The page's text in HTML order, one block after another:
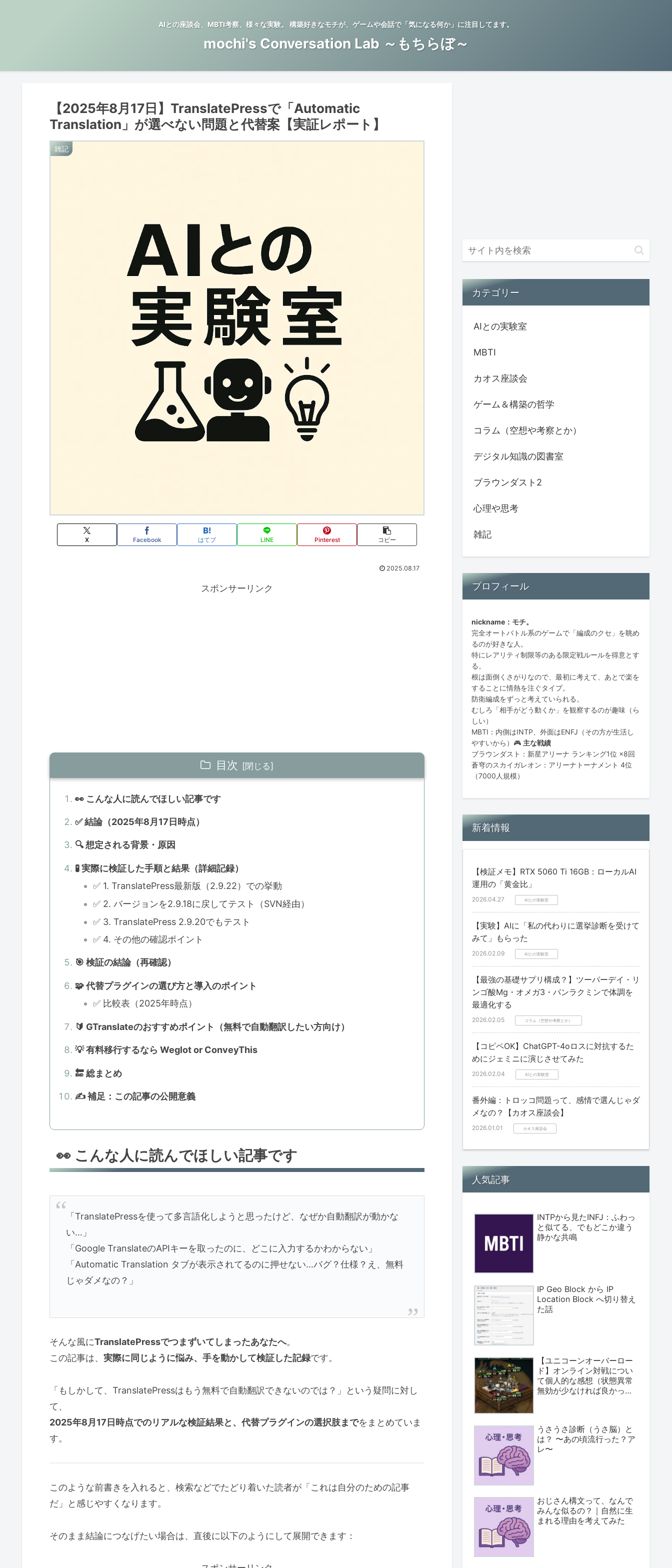
AIとの座談会、MBTI考察、様々な実験。 構築好きなモチが、ゲームや会話で「気になる何か」に注目してます。
mochi's Conversation Lab ～もちらぼ～
【2025年8月17日】TranslatePressで「Automatic
Translation」が選べない問題と代替案【実証レポート】
雑記
X Facebook はてブ LINE Pinterest コピー
2025.08.17
スポンサーリンク
目次
👀 こんな人に読んでほしい記事です
✅ 結論（2025年8月17日時点）
🔍 想定される背景・原因
🧪 実際に検証した手順と結果（詳細記録）
✅ 1. TranslatePress最新版（2.9.22）での挙動
✅ 2. バージョンを2.9.18に戻してテスト（SVN経由）
✅ 3. TranslatePress 2.9.20でもテスト
✅ 4. その他の確認ポイント
🎯 検証の結論（再確認）
🧩 代替プラグインの選び方と導入のポイント
✅ 比較表（2025年時点）
🔰 GTranslateのおすすめポイント（無料で自動翻訳したい方向け）
💡 有料移行するなら Weglot or ConveyThis
🔚 総まとめ
✍️ 補足：この記事の公開意義
👀 こんな人に読んでほしい記事です
「TranslatePressを使って多言語化しようと思ったけど、なぜか自動翻訳が動かな
い…」
「Google TranslateのAPIキーを取ったのに、どこに入力するかわからない」
「Automatic Translation タブが表示されてるのに押せない…バグ？仕様？え、無料
じゃダメなの？」
そんな風にTranslatePressでつまずいてしまったあなたへ。
この記事は、 実際に同じように悩み、手を動かして検証した記録です。
「もしかして、TranslatePressはもう無料で自動翻訳できないのでは？」という疑問に対し
て、
2025年8月17日時点でのリアルな検証結果と、代替プラグインの選択肢までをまとめていま
す。
このような前書きを入れると、検索などでたどり着いた読者が「これは自分のための記事
だ」と感じやすくなります。
そのまま結論につなげたい場合は、直後に以下のようにして展開できます：
カテゴリー
AIとの実験室
MBTI
カオス座談会
ゲーム＆構築の哲学
コラム（空想や考察とか）
デジタル知識の図書室
ブラウンダスト2
心理や思考
雑記
プロフィール
nickname：モチ。
完全オートバトル系のゲームで「編成のクセ」を眺め
るのが好きな人。
特にレアリティ制限等のある限定戦ルールを得意とす
る。
根は面倒くさがりなので、最初に考えて、あとで楽を
することに情熱を注ぐタイプ。
防衛編成をずっと考えていられる。
むしろ「相手がどう動くか」を観察するのが趣味（ら
しい）
MBTI：内側はINTP、外面はENFJ（その方が生活し
やすいから）🎮 主な戦績
ブラウンダスト：新星アリーナ ランキング1位 ×8回
蒼穹のスカイガレオン：アリーナトーナメント 4位
（7000人規模）
新着情報
【検証メモ】RTX 5060 Ti 16GB：ローカルAI
運用の「黄金比」
2026.04.27 AIとの実験室
【実験】AIに「私の代わりに選挙診断を受けて
みて」もらった
2026.02.09 AIとの実験室
【最強の基礎サプリ構成？】ツーパーデイ・リ
ンゴ酸Mg・オメガ3・パンラクミンで体調を
最適化する
2026.02.05 コラム（空想や考察とか）
【コピペOK】ChatGPT-4oロスに対抗するた
めにジェミニに演じさせてみた
2026.02.04 AIとの実験室
番外編：トロッコ問題って、感情で選んじゃダ
メなの？【カオス座談会】
2026.01.01 カオス座談会
人気記事
INTPから見たINFJ：ふわっ
と似てる、でもどこか違う
静かな共鳴
IP Geo Block から IP
Location Block へ切り替え
た話
【ユニコーンオーバーロー
ド】オンライン対戦につい
て個人的な感想（状態異常
無効が少なければ良かっ
うさうさ診断（うさ脳）と
は？ 〜あの頃流行った？ア
レ〜
おじさん構文って、なんで
みんな似るの？｜自然に生
まれる理由を考えてみた